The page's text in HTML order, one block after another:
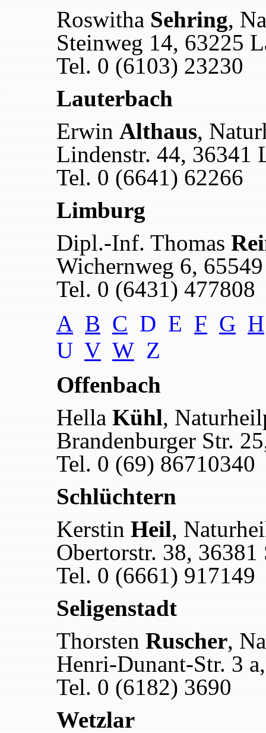
Roswitha Sehring,
Steinweg 14, 63225
Tel. 0 (6103) 23230
Lauterbach
Erwin Althaus,
Lindenstr. 44, 36341
Tel. 0 (6641) 62266
Limburg
Dipl.-Inf. Thomas
Wichernweg 6,
Tel. 0 (6431) 477808
A B C D E F G H
U V W Z
Offenbach
Hella Kühl,
Brandenburger Str.
Tel. 0 (69) 86710340
Schlüchtern
Kerstin Heil,
Obertorstr. 38, 36381
Tel. 0 (6661) 917149
Seligenstadt
Thorsten Ruscher,
Henri-Dunant-Str. 3
Tel. 0 (6182) 3690
Wetzlar